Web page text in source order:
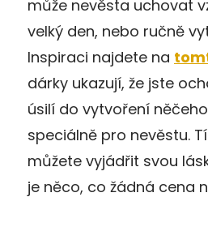
může nevěsta uchovat
velký den, nebo ručně
Inspiraci najdete na
dárky ukazují, že jste
úsilí do vytvoření
speciálně pro nevěstu.
můžete vyjádřit svou
je něco, co žádná cena